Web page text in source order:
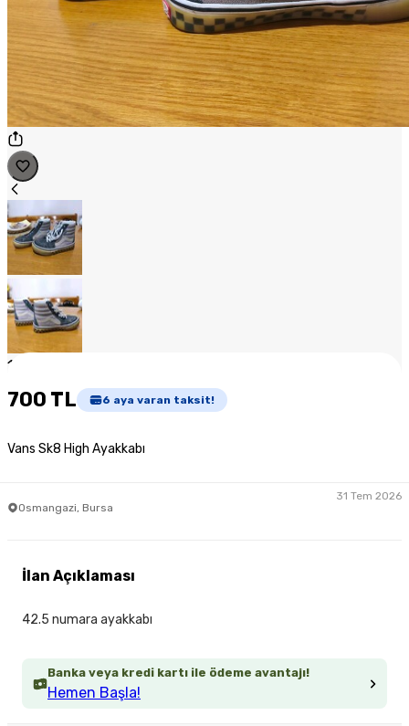
1
700 TL 6 aya varan taksit!
Vans Sk8 High Ayakkabı
Osmangazi, Bursa
31 Tem 2026
Banka veya kredi kartı ile ödeme avantajı!
Hemen Başla!
İlan Açıklaması
42.5 numara ayakkabı